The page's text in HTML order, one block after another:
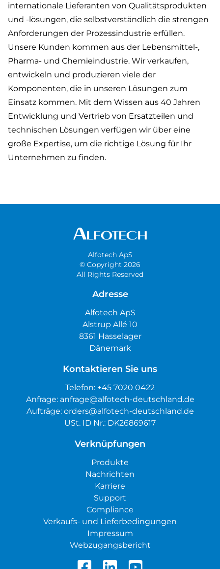
internationale Lieferanten von Qualitätsprodukten
und -lösungen, die selbstverständlich die strengen
Anforderungen der Prozessindustrie erfüllen.
Unsere Kunden kommen aus der Lebensmittel-,
Pharma- und Chemieindustrie. Wir verkaufen,
entwickeln und produzieren viele der
Komponenten, die in unseren Lösungen zum
Einsatz kommen. Mit dem Wissen aus 40 Jahren
Entwicklung und Vertrieb von Ersatzteilen und
technischen Lösungen verfügen wir über eine
große Expertise, um die richtige Lösung für Ihr
Unternehmen zu finden.
Alfotech ApS
© Copyright 2026
All Rights Reserved
Adresse
Alfotech ApS
Alstrup Allé 10
8361 Hasselager
Dänemark
Kontaktieren Sie uns
Telefon: +45 7020 0422
Anfrage: anfrage@alfotech-deutschland.de
Aufträge: orders@alfotech-deutschland.de
USt. ID Nr.: DK26869617
Verknüpfungen
Produkte
Nachrichten
Karriere
Support
Compliance
Verkaufs- und Lieferbedingungen
Impressum
Webzugangsbericht